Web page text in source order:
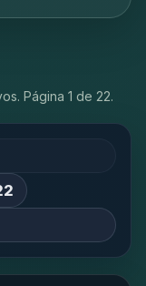
Página 1 de 22.